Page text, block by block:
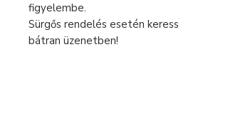
figyelembe.
Sürgős rendelés esetén keress
bátran üzenetben!